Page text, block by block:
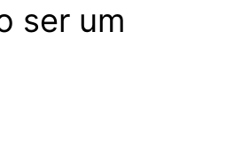
ser um